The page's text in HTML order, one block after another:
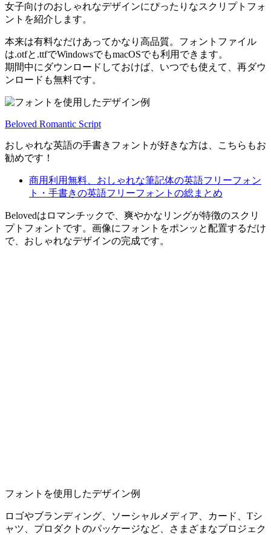
女子向けのおしゃれなデザインにぴったりなスクリプトフォ
ントを紹介します。
本来は有料なだけあってかなり高品質。フォントファイル
は.otfと.ttfでWindowsでもmacOSでも利用できます。
期間中にダウンロードしておけば、いつでも使えて、再ダウ
ンロードも無料です。
Beloved Romantic Script
おしゃれな英語の手書きフォントが好きな方は、こちらもお
勧めです！
商用利用無料、おしゃれな筆記体の英語フリーフォン
ト・手書きの英語フリーフォントの総まとめ
Belovedはロマンチックで、爽やかなリングが特徴のスクリ
プトフォントです。画像にフォントをポンッと配置するだけ
で、おしゃれなデザインの完成です。
フォントを使用したデザイン例
ロゴやブランディング、ソーシャルメディア、カード、Tシ
ャツ、プロダクトのパッケージなど、さまざまなプロジェク